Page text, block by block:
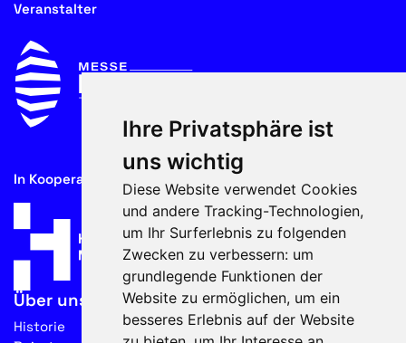
Ihre Privatsphäre ist
uns wichtig
Diese Website verwendet Cookies
und andere Tracking-Technologien,
um Ihr Surferlebnis zu folgenden
Zwecken zu verbessern: um
grundlegende Funktionen der
Website zu ermöglichen, um ein
besseres Erlebnis auf der Website
Veranstalter
In Kooperation mit
Über uns
Historie